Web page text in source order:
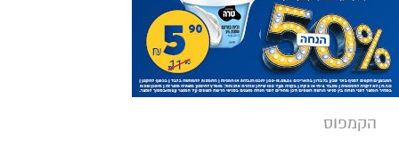
הקמפוס